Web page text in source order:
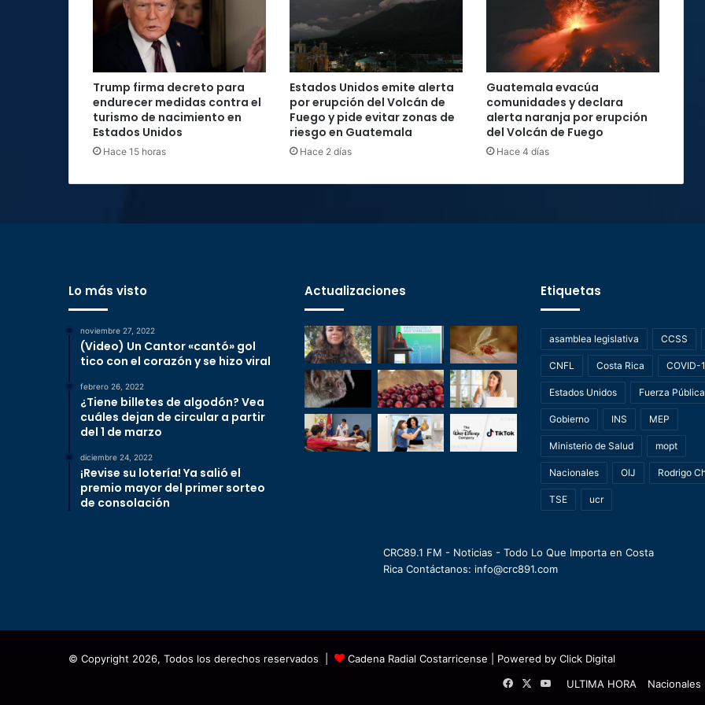
Trump firma decreto para
endurecer medidas contra el
turismo de nacimiento en
Estados Unidos
Hace 15 horas
Estados Unidos emite alerta
por erupción del Volcán de
Fuego y pide evitar zonas de
riesgo en Guatemala
Hace 2 días
Guatemala evacúa
comunidades y declara
alerta naranja por erupción
del Volcán de Fuego
Hace 4 días
Lo más visto
noviembre 27, 2022
(Video) Un Cantor «cantó» gol
tico con el corazón y se hizo viral
febrero 26, 2022
¿Tiene billetes de algodón? Vea
cuáles dejan de circular a partir
del 1 de marzo
diciembre 24, 2022
¡Revise su lotería! Ya salió el
premio mayor del primer sorteo
de consolación
Actualizaciones Etiquetas
asamblea legislativa CCSS
CNFL Costa Rica COVID-
Estados Unidos Fuerza Pública
Gobierno INS MEP
Ministerio de Salud mopt
Nacionales OIJ Rodrigo
TSE ucr
CRC89.1 FM - Noticias - Todo Lo Que Importa en Costa
Rica Contáctanos: info@crc891.com
© Copyright 2026, Todos los derechos reservados | Cadena Radial Costarricense | Powered by Click Digital
ULTIMA HORA
Nacionales
Facebook
X YouTube